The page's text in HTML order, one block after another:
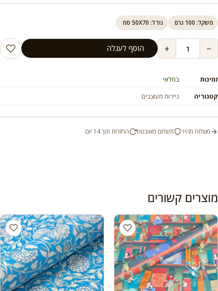
משקל: 100 גרם גודל: 50X70 סמ
−
+ הוסף לעגלה
זמינות
במלאי
קטגוריה
ניירות מעוצבים
משלוח מהיר תשלום מאובטח החזרות תוך 14 יום
מוצרים קשורים